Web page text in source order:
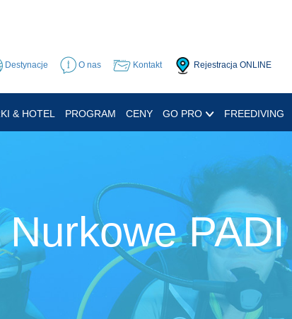
Destynacje O nas Kontakt Rejestracja ONLINE
& HOTEL PROGRAM CENY GO PRO FREEDIVING
PADI